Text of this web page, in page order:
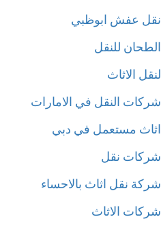
عفش ابوظبي
للنقل
الاثاث
النقل في الامارات
مستعمل في دبي
نقل
نقل اثاث بالاحساء
الاثاث